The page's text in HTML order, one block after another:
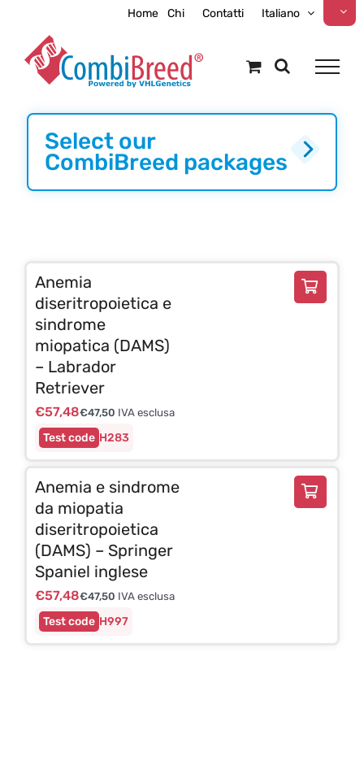
content
Home Chi Contatti Italiano
Select our
CombiBreed packages
H283
Anemia
diseritropoietica e
sindrome
miopatica (DAMS)
– Labrador
Retriever
€57,48€47,50 IVA esclusa
H997
Anemia e sindrome
da miopatia
diseritropoietica
(DAMS) – Springer
Spaniel inglese
€57,48€47,50 IVA esclusa